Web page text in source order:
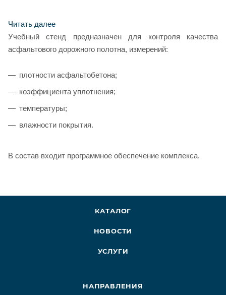
Читать далее
Учебный стенд предназначен для контроля качества
асфальтового дорожного полотна, измерений:
плотности асфальтобетона;
коэффициента уплотнения;
температуры;
влажности покрытия.
В состав входит программное обеспечение комплекса.
КАТАЛОГ
НОВОСТИ
УСЛУГИ
НАПРАВЛЕНИЯ